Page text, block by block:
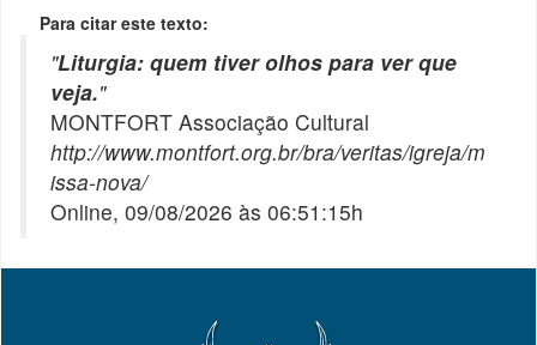
Para citar este texto:
"Liturgia: quem tiver olhos para ver que
veja."
MONTFORT Associação Cultural
http://www.montfort.org.br/bra/veritas/igreja/m
issa-nova/
Online, 09/08/2026 às 06:51:15h